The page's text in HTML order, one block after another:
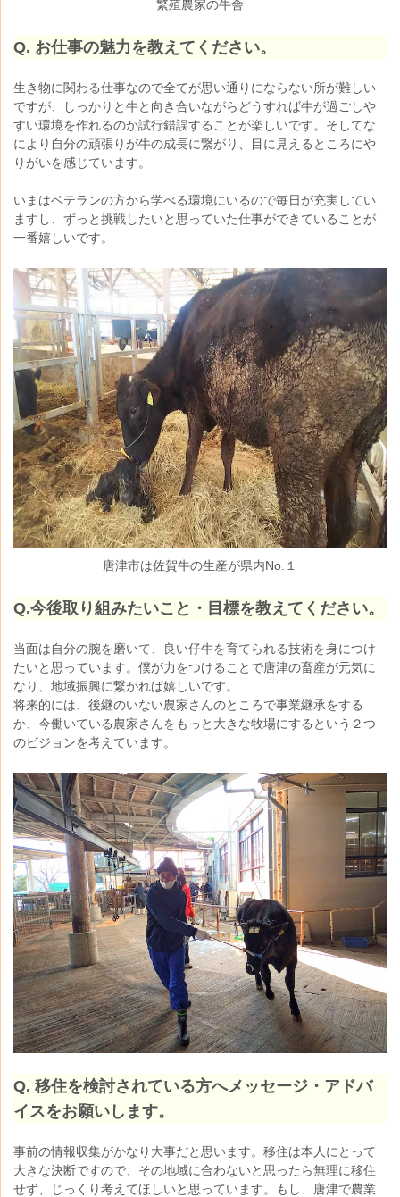
繁殖農家の牛舎
Q. お仕事の魅力を教えてください。
生き物に関わる仕事なので全てが思い通りにならない所が難しい
ですが、しっかりと牛と向き合いながらどうすれば牛が過ごしや
すい環境を作れるのか試行錯誤することが楽しいです。そしてな
により 自分の頑張りが牛の成長に繋がり、目に見えるところにや
りがいを感じています。
いまはベテランの方から学べる環境にいるので毎日が充実してい
ますし、ずっと挑戦したいと思っていた仕事ができていることが
一番嬉しいです。
唐津市は佐賀牛の生産が県内No.１
Q.今後取り組みたいこと・目標を教えてください。
当面は自分の腕を磨いて、良い仔牛を育てられる技術を身につけ
たいと思っています。僕が力をつけることで唐津の畜産が元気に
なり、地域振興に繋がれば嬉しいです。
将来的には、後継のいない農家さんのところで事業継承をする
か、今働いている農家さんをもっと大きな牧場にするという２つ
のビジョンを考えています。
Q. 移住を検討されている方へメッセージ・アドバ
イスをお願いします。
事前の情報収集がかなり大事だと思います。移住は本人にとって
大きな決断ですので、その地域に合わないと思ったら無理に移住
せず、じっくり考えてほしいと思っています。
もし、唐津で農業